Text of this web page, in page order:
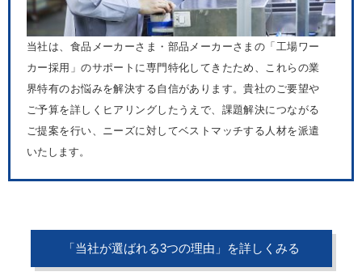
当社は、食品メーカーさま・部品メーカーさまの「工場ワー
カー採用」のサポートに専門特化してきたため、これらの業
界特有のお悩みを解決する自信があります。貴社のご要望や
ご予算を詳しくヒアリングしたうえで、課題解決につながる
ご提案を行い、ニーズに対してベストマッチする人材を派遣
いたします。
「当社が選ばれる3つの理由」を詳しくみる